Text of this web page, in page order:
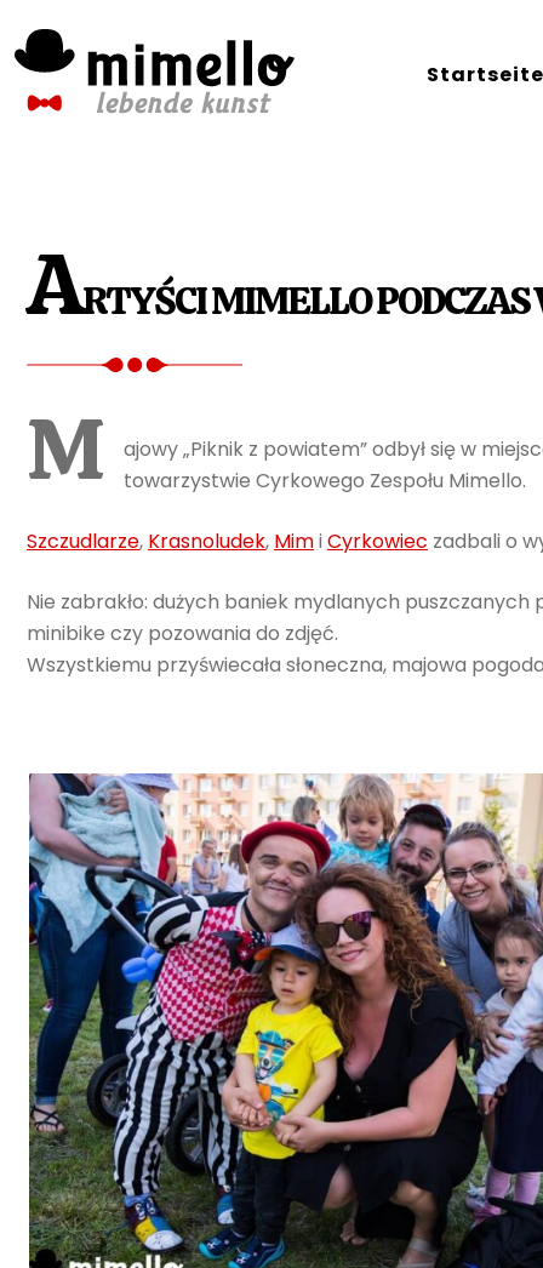
to
content
Startseite
ARTYŚCI MIMELLO
M
ajowy „Piknik z powiatem” odbył się w
towarzystwie Cyrkowego Zespołu Mimello.
Szczudlarze, Krasnoludek, Mimi Cyrkowiec zadbali o
Nie zabrakło: dużych baniek mydlanych
minibike czy pozowania do zdjęć.
Wszystkiemu przyświecała słoneczna, majowa